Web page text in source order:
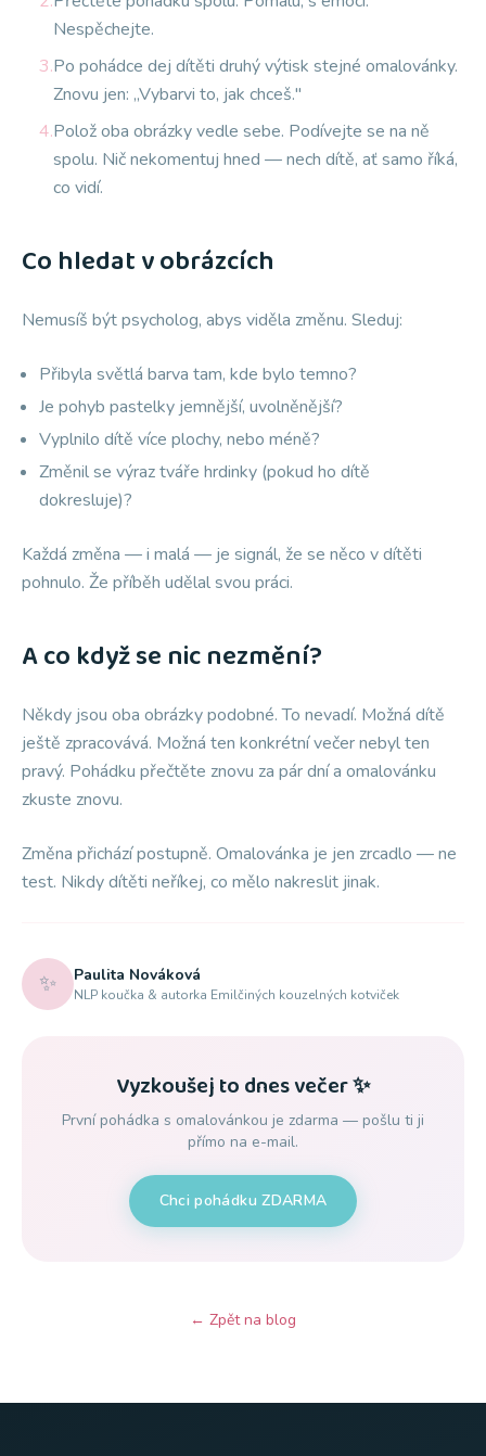
Nespěchejte.
3.Po pohádce dej dítěti druhý výtisk stejné omalovánky.
Znovu jen: „Vybarvi to, jak chceš."
4.Polož oba obrázky vedle sebe. Podívejte se na ně
spolu. Nič nekomentuj hned — nech dítě, ať samo říká,
co vidí.
Co hledat v obrázcích
Nemusíš být psycholog, abys viděla změnu. Sleduj:
Přibyla světlá barva tam, kde bylo temno?
Je pohyb pastelky jemnější, uvolněnější?
Vyplnilo dítě více plochy, nebo méně?
Změnil se výraz tváře hrdinky (pokud ho dítě
dokresluje)?
Každá změna — i malá — je signál, že se něco v dítěti
pohnulo. Že příběh udělal svou práci.
A co když se nic nezmění?
Někdy jsou oba obrázky podobné. To nevadí. Možná dítě
ještě zpracovává. Možná ten konkrétní večer nebyl ten
pravý. Pohádku přečtěte znovu za pár dní a omalovánku
zkuste znovu.
Změna přichází postupně. Omalovánka je jen zrcadlo — ne
test. Nikdy dítěti neříkej, co mělo nakreslit jinak.
✨ Paulita Nováková
NLP koučka & autorka Emilčiných kouzelných kotviček
Vyzkoušej to dnes večer ✨
První pohádka s omalovánkou je zdarma — pošlu ti ji
přímo na e-mail.
Chci pohádku ZDARMA
← Zpět na blog